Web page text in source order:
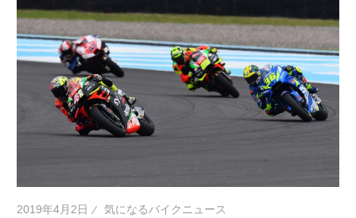
2019年4月2日 気になるバイクニュース